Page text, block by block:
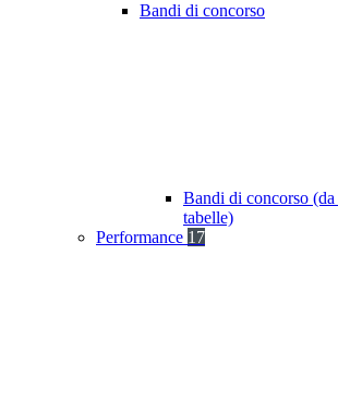
Bandi di concorso
Bandi di concorso
tabelle)
Performance 17